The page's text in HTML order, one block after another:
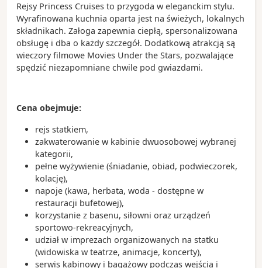
Rejsy Princess Cruises to przygoda w eleganckim stylu.
Wyrafinowana kuchnia oparta jest na świeżych, lokalnych
składnikach. Załoga zapewnia ciepłą, spersonalizowana
obsługę i dba o każdy szczegół. Dodatkową atrakcją są
wieczory filmowe Movies Under the Stars, pozwalające
spędzić niezapomniane chwile pod gwiazdami.
Cena obejmuje:
rejs statkiem,
zakwaterowanie w kabinie dwuosobowej wybranej
kategorii,
pełne wyżywienie (śniadanie, obiad, podwieczorek,
kolację),
napoje (kawa, herbata, woda - dostępne w
restauracji bufetowej),
korzystanie z basenu, siłowni oraz urządzeń
sportowo-rekreacyjnych,
udział w imprezach organizowanych na statku
(widowiska w teatrze, animacje, koncerty),
serwis kabinowy i bagażowy podczas wejścia i